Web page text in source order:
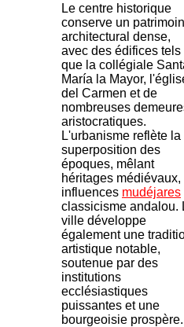
Le centre historique
conserve un
architectural dense,
avec des édifices tels
que la collégiale
María la Mayor,
del Carmen et de
nombreuses
aristocratiques.
L'urbanisme reflète la
superposition des
époques, mêlant
héritages médiévaux,
influences mudéjares
classicisme andalou.
ville développe
également une
artistique notable,
soutenue par des
institutions
ecclésiastiques
puissantes et une
bourgeoisie prospère.